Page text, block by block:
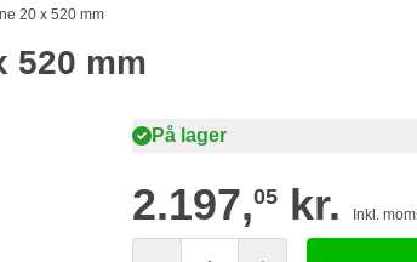
20 x 520 mm
520 mm
På lager
2.197,05 kr. Inkl.